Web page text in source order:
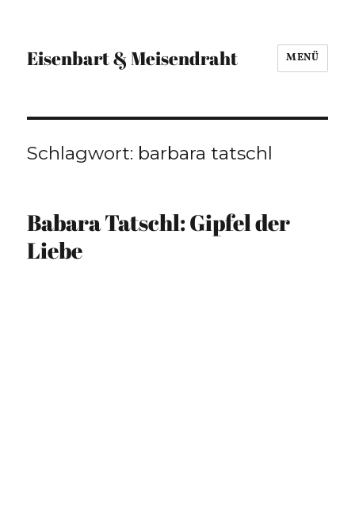
Eisenbart & Meisendraht MENÜ
Schlagwort: barbara tatschl
Babara Tatschl: Gipfel der
Liebe